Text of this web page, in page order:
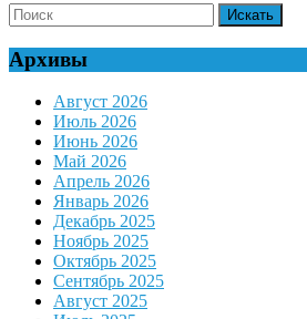
Search
for:
Архивы
Август 2026
Июль 2026
Июнь 2026
Май 2026
Апрель 2026
Январь 2026
Декабрь 2025
Ноябрь 2025
Октябрь 2025
Сентябрь 2025
Август 2025